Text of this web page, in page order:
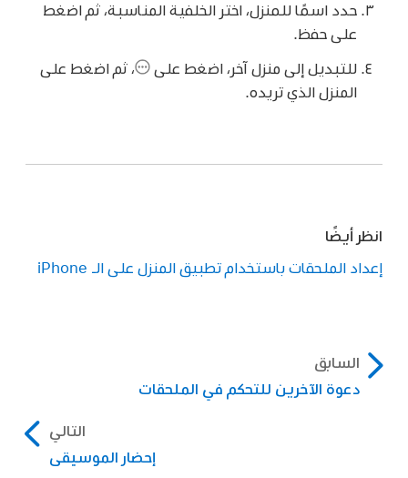
حدد اسمًا للمنزل، اختر الخلفية المناسبة، ثم اضغط
على حفظ.
للتبديل إلى منزل آخر، اضغط على ،ثم اضغط على
المنزل الذي تريده.
انظر أيضًا
إعداد الملحقات باستخدام تطبيق المنزل على الـ iPhone
السابق
دعوة الآخرين للتحكم في الملحقات
التالي
إحضار الموسيقى